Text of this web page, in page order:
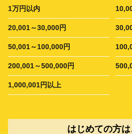
1万円以内
20,001～30,000円
50,001～100,000円
200,001～500,000円
1,000,001円以上
はじめての方